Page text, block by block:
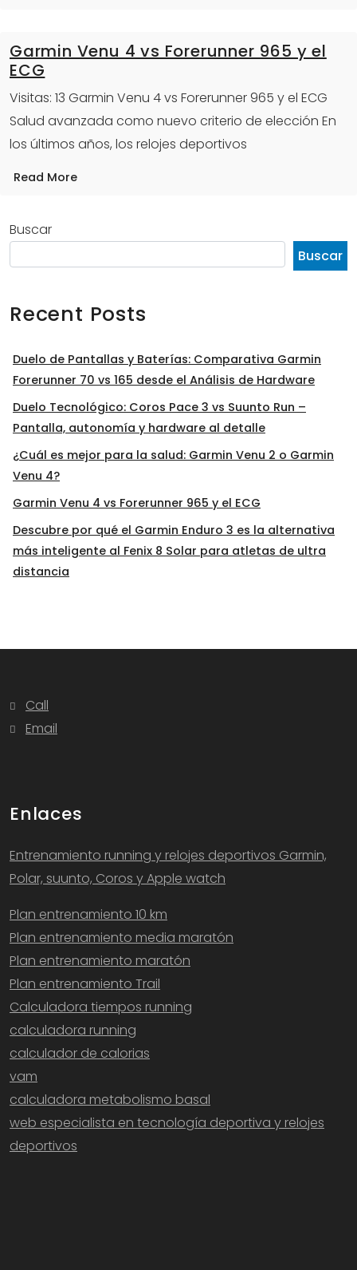
Garmin Venu 4 vs Forerunner 965 y el
ECG
Visitas: 13 Garmin Venu 4 vs Forerunner 965 y el ECG
Salud avanzada como nuevo criterio de elección En
los últimos años, los relojes deportivos
Read More
Buscar
Buscar
Recent Posts
Duelo de Pantallas y Baterías: Comparativa Garmin
Forerunner 70 vs 165 desde el Análisis de Hardware
Duelo Tecnológico: Coros Pace 3 vs Suunto Run –
Pantalla, autonomía y hardware al detalle
¿Cuál es mejor para la salud: Garmin Venu 2 o Garmin
Venu 4?
Garmin Venu 4 vs Forerunner 965 y el ECG
Descubre por qué el Garmin Enduro 3 es la alternativa
más inteligente al Fenix 8 Solar para atletas de ultra
distancia
Call
Email
Enlaces
Entrenamiento running y relojes deportivos Garmin,
Polar, suunto, Coros y Apple watch
Plan entrenamiento 10 km
Plan entrenamiento media maratón
Plan entrenamiento maratón
Plan entrenamiento Trail
Calculadora tiempos running
calculadora running
calculador de calorias
vam
calculadora metabolismo basal
web especialista en tecnología deportiva y relojes
deportivos